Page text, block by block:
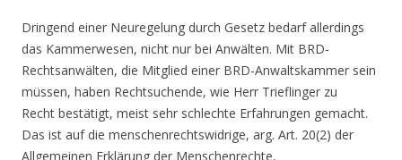
Dringend einer Neuregelung durch Gesetz bedarf allerdings
das Kammerwesen, nicht nur bei Anwälten. Mit BRD-
Rechtsanwälten, die Mitglied einer BRD-Anwaltskammer sein
müssen, haben Rechtsuchende, wie Herr Trieflinger zu
Recht bestätigt, meist sehr schlechte Erfahrungen gemacht.
Das ist auf die menschenrechtswidrige, arg. Art. 20(2) der
Allgemeinen Erklärung der Menschenrechte,